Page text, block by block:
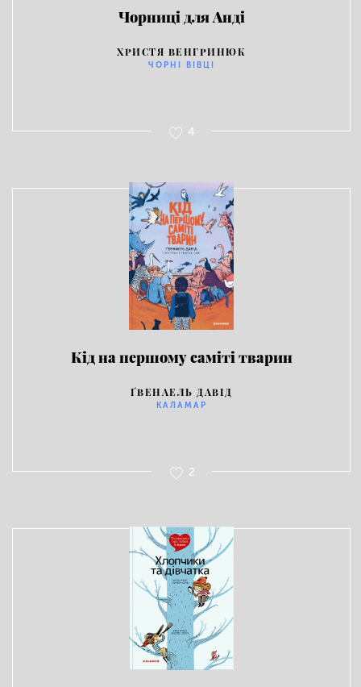
Чорниці для Анді
ХРИСТЯ ВЕНГРИНЮК
ЧОРНІ ВІВЦІ
4
Кід на першому саміті тварин
ҐВЕНАЕЛЬ ДАВІД
КАЛАМАР
2